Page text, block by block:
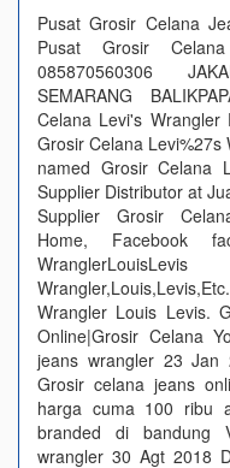
Pusat Grosir Celana
Pusat Grosir
085870560306
SEMARANG
Celana Levi's Wrangler
Grosir Celana
named Grosir Celana
Supplier Distributor at
Supplier Grosir
Home, Facebook
Wrangler Louis Levis.
Online|Grosir Celana
jeans wrangler 23 Jan
Grosir celana jeans
harga cuma 100 ribu
branded di bandung
wrangler 30 Agt 2018